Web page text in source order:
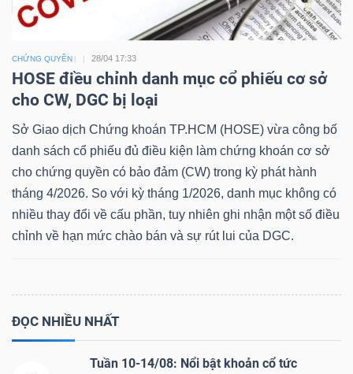
CHỨNG QUYỀN 28/04 17:33
HOSE điều chỉnh danh mục cổ phiếu cơ sở
cho CW, DGC bị loại
Sở Giao dịch Chứng khoán TP.HCM (HOSE) vừa công bố
danh sách cổ phiếu đủ điều kiện làm chứng khoán cơ sở
cho chứng quyền có bảo đảm (CW) trong kỳ phát hành
tháng 4/2026. So với kỳ tháng 1/2026, danh mục không có
nhiều thay đổi về cấu phần, tuy nhiên ghi nhận một số điều
chỉnh về hạn mức chào bán và sự rút lui của DGC.
ĐỌC NHIỀU NHẤT
Tuần 10-14/08: Nổi bật khoản cổ tức
tài
chính
tài
chính